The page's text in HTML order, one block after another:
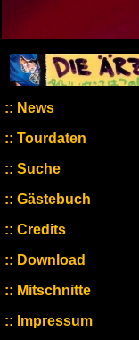
News
Tourdaten
Suche
Gästebuch
Credits
Download
Mitschnitte
Impressum